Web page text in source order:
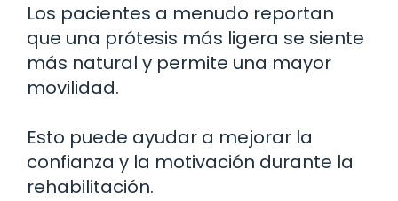
Los pacientes a menudo reportan
que una prótesis más ligera se siente
más natural y permite una mayor
movilidad.
Esto puede ayudar a mejorar la
confianza y la motivación durante la
rehabilitación.